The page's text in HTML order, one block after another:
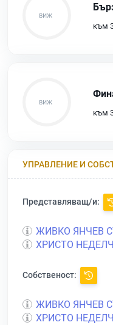
към
към
УПРАВЛЕНИЕ И
Представляващ/и:
ЖИВКО ЯНЧЕВ
ХРИСТО
Собственост:
ЖИВКО ЯНЧЕВ
ХРИСТО